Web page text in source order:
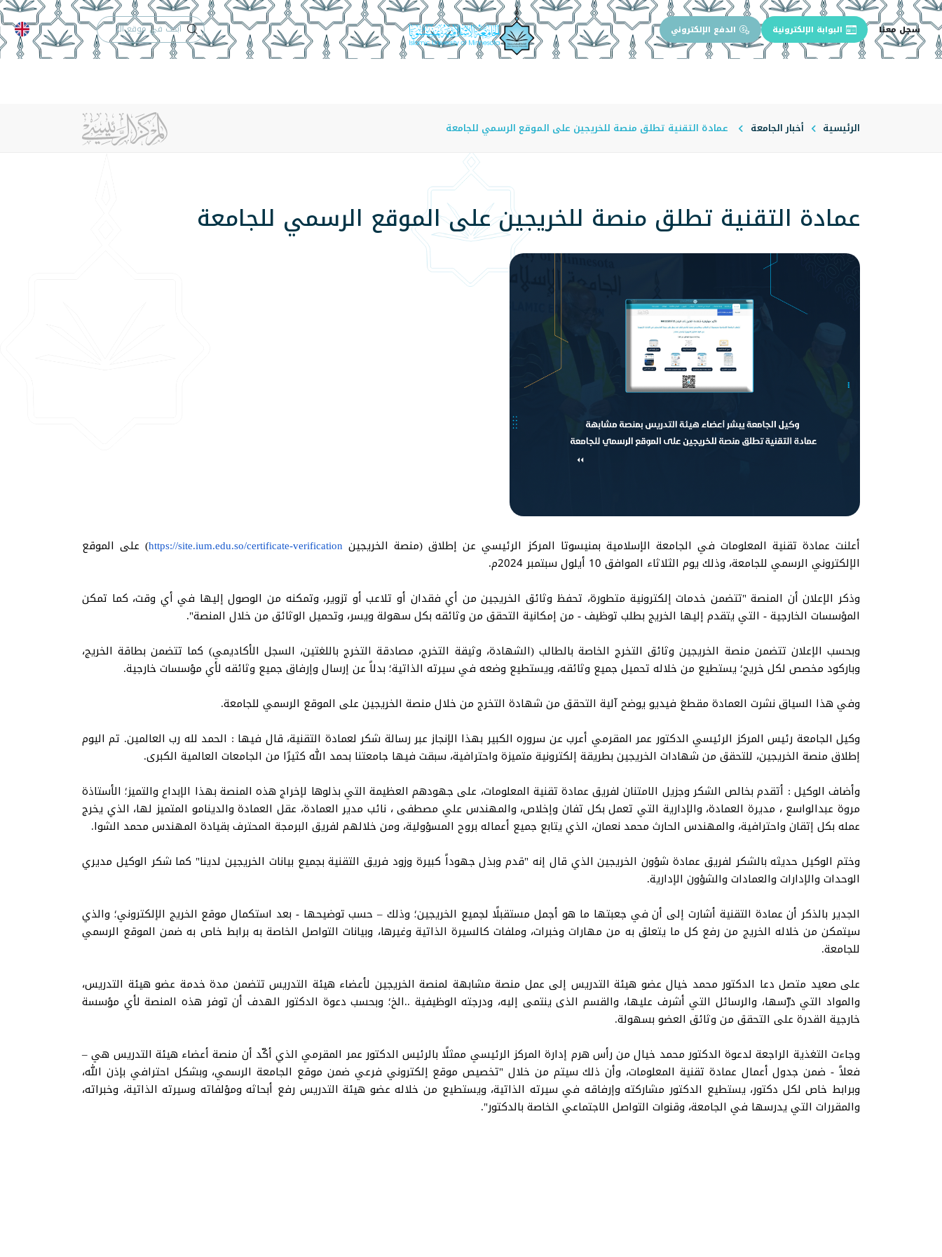
سجل معنا البوابة الإلكترونية الدفع الإلكتروني الدعم الفنيالتقويم الجامعي
الرئيسية أخبار الجامعة عمادة التقنية تطلق منصة للخريجين على الموقع الرسمي للجامعة
عمادة التقنية تطلق منصة للخريجين على الموقع الرسمي للجامعة
أعلنت عمادة تقنية المعلومات في الجامعة الإسلامية بمنيسوتا المركز الرئيسي عن إطلاق (منصة الخريجين https://site.ium.edu.so/certificate-verification) على الموقع
الإلكتروني الرسمي للجامعة، وذلك يوم الثلاثاء الموافق 10 أيلول سبتمبر 2024م.
وذكر الإعلان أن المنصة "تتضمن خدمات إلكترونية متطورة، تحفظ وثائق الخريجين من أي فقدان أو تلاعب أو تزوير، وتمكنه من الوصول إليها في أي وقت، كما تمكن
المؤسسات الخارجية - التي يتقدم إليها الخريج بطلب توظيف - من إمكانية التحقق من وثائقه بكل سهولة ويسر، وتحميل الوثائق من خلال المنصة".
وبحسب الإعلان تتضمن منصة الخريجين وثائق التخرج الخاصة بالطالب (الشهادة، وثيقة التخرج، مصادقة التخرج باللغتين، السجل الأكاديمي) كما تتضمن بطاقة الخريج،
وباركود مخصص لكل خريج؛ يستطيع من خلاله تحميل جميع وثائقه، ويستطيع وضعه في سيرته الذاتية؛ بدلاً عن إرسال وإرفاق جميع وثائقه لأي مؤسسات خارجية.
وفي هذا السياق نشرت العمادة مقطعَ فيديو يوضح آلية التحقق من شهادة التخرج من خلال منصة الخريجين على الموقع الرسمي للجامعة.
وكيل الجامعة رئيس المركز الرئيسي الدكتور عمر المقرمي أعرب عن سروره الكبير بهذا الإنجاز عبر رسالة شكر لعمادة التقنية، قال فيها : الحمد لله رب العالمين. تم اليوم
إطلاق منصة الخريجين، للتحقق من شهادات الخريجين بطريقة إلكترونية متميزة واحترافية، سبقت فيها جامعتنا بحمد الله كثيرًا من الجامعات العالمية الكبرى.
وأضاف الوكيل : أتقدم بخالص الشكر وجزيل الامتنان لفريق عمادة تقنية المعلومات، على جهودهم العظيمة التي بذلوها لإخراج هذه المنصة بهذا الإبداع والتميز؛ الأستاذة
مروة عبدالواسع ، مديرة العمادة، والإدارية التي تعمل بكل تفان وإخلاص، والمهندس علي مصطفى ، نائب مدير العمادة، عقل العمادة والدينامو المتميز لها، الذي يخرج
عمله بكل إتقان واحترافية، والمهندس الحارث محمد نعمان، الذي يتابع جميع أعماله بروح المسؤولية، ومن خلالهم لفريق البرمجة المحترف بقيادة المهندس محمد الشوا.
وختم الوكيل حديثه بالشكر لفريق عمادة شؤون الخريجين الذي قال إنه "قدم وبذل جهوداً كبيرة وزود فريق التقنية بجميع بيانات الخريجين لدينا" كما شكر الوكيل مديري
الوحدات والإدارات والعمادات والشؤون الإدارية.
الجدير بالذكر أن عمادة التقنية أشارت إلى أن في جعبتها ما هو أجمل مستقبلًا لجميع الخريجين؛ وذلك – حسب توضيحها - بعد استكمال موقع الخريج الإلكتروني؛ والذي
سيتمكن من خلاله الخريج من رفع كل ما يتعلق به من مهارات وخبرات، وملفات كالسيرة الذاتية وغيرها، وبيانات التواصل الخاصة به برابط خاص به ضمن الموقع الرسمي
للجامعة.
على صعيد متصل دعا الدكتور محمد خيال عضو هيئة التدريس إلى عمل منصة مشابهة لمنصة الخريجين لأعضاء هيئة التدريس تتضمن مدة خدمة عضو هيئة التدريس،
والمواد التي درّسها، والرسائل التي أشرف عليها، والقسم الذى ينتمى إليه، ودرجته الوظيفية ..الخ؛ وبحسب دعوة الدكتور الهدف أن توفر هذه المنصة لأي مؤسسة
خارجية القدرة على التحقق من وثائق العضو بسهولة.
وجاءت التغذية الراجعة لدعوة الدكتور محمد خيال من رأس هرم إدارة المركز الرئيسي ممثلًا بالرئيس الدكتور عمر المقرمي الذي أكّد أن منصة أعضاء هيئة التدريس هي –
فعلاً - ضمن جدول أعمال عمادة تقنية المعلومات، وأن ذلك سيتم من خلال "تخصيص موقع إلكتروني فرعي ضمن موقع الجامعة الرسمي، وبشكل احترافي بإذن الله،
وبرابط خاص لكل دكتور، يستطيع الدكتور مشاركته وإرفاقه في سيرته الذاتية، ويستطيع من خلاله عضو هيئة التدريس رفع أبحاثه ومؤلفاته وسيرته الذاتية، وخبراته،
والمقررات التي يدرسها في الجامعة، وقنوات التواصل الاجتماعي الخاصة بالدكتور".